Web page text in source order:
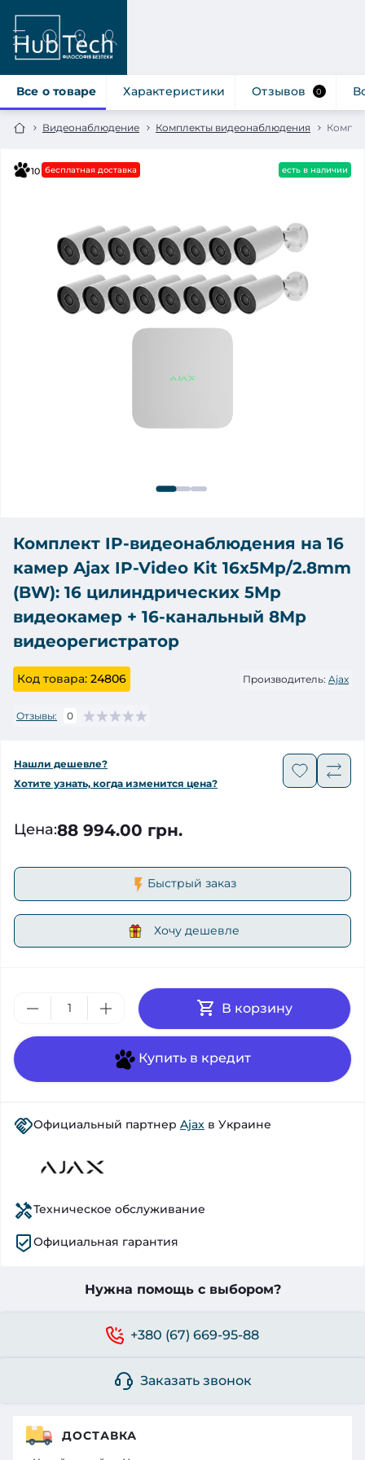
Видеонаблюдение Комплекты видеонаблюдения
Все о товаре Характеристики Отзывов 0
10 бесплатная доставка есть в наличии
Комплект IP-видеонаблюдения на 16
камер Ajax IP-Video Kit 16x5Mp/2.8mm
(BW): 16 цилиндрических 5Mp
видеокамер + 16-канальный 8Mp
видеорегистратор
Код товара: 24806 Производитель: Ajax
Отзывы: 0
Нашли дешевле?
Хотите узнать, когда изменится цена?
Цена:88 994.00 грн.
Быстрый заказ
Хочу дешевле
В корзину
Купить в кредит
Официальный партнер Ajax в Украине
Техническое обслуживание
Официальная гарантия
Нужна помощь с выбором?
+380 (67) 669-95-88
Заказать звонок
ДОСТАВКА